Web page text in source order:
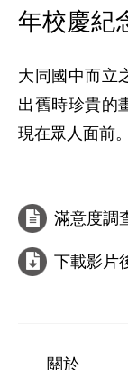
年校慶紀
大同國中而立
出舊時珍貴的
現在眾人面前。
滿意度調
下載影片
關於